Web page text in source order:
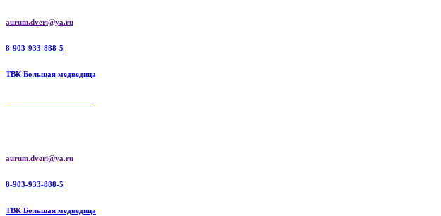
Перейти
содержимому
aurum.dveri@ya.ru
8-903-933-888-5
ТВК Большая медведица
aurum.dveri@ya.ru
8-903-933-888-5
ТВК Большая медведица